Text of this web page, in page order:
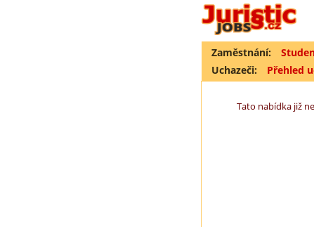
Zaměstnání:
Uchazeči:
Přehled
Tato nabídka již